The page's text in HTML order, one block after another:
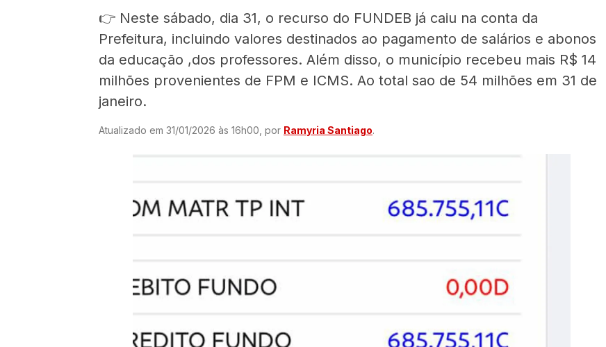
👉 Neste sábado, dia 31, o recurso do FUNDEB já caiu na conta da
Prefeitura, incluindo valores destinados ao pagamento de salários e abonos
da educação ,dos professores. Além disso, o município recebeu mais R$ 14
milhões provenientes de FPM e ICMS. Ao total sao de 54 milhões em 31 de
janeiro.
Atualizado em 31/01/2026 às 16h00, por Ramyria Santiago.